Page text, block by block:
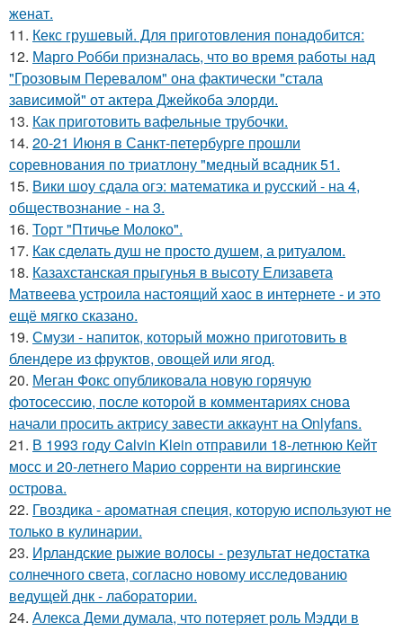
женат.
11. Кекс грушевый. Для приготовления понадобится:
12. Марго Робби призналась, что во время работы над
"Грозовым Перевалом" она фактически "стала
зависимой" от актера Джейкоба элорди.
13. Как приготовить вафельные трубочки.
14. 20-21 Июня в Санкт-петербурге прошли
соревнования по триатлону "медный всадник 51.
15. Вики шоу сдала огэ: математика и русский - на 4,
обществознание - на 3.
16. Торт "Птичье Молоко".
17. Как сделать душ не просто душем, а ритуалом.
18. Казахстанская прыгунья в высоту Елизавета
Матвеева устроила настоящий хаос в интернете - и это
ещё мягко сказано.
19. Смузи - напиток, который можно приготовить в
блендере из фруктов, овощей или ягод.
20. Меган Фокс опубликовала новую горячую
фотосессию, после которой в комментариях снова
начали просить актрису завести аккаунт на Onlyfans.
21. В 1993 году Calvin Klein отправили 18-летнюю Кейт
мосс и 20-летнего Марио сорренти на виргинские
острова.
22. Гвоздика - ароматная специя, которую используют не
только в кулинарии.
23. Ирландские рыжие волосы - результат недостатка
солнечного света, согласно новому исследованию
ведущей днк - лаборатории.
24. Алекса Деми думала, что потеряет роль Мэдди в